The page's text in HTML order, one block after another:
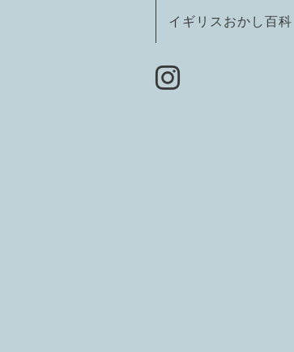
イギリスおかし百科